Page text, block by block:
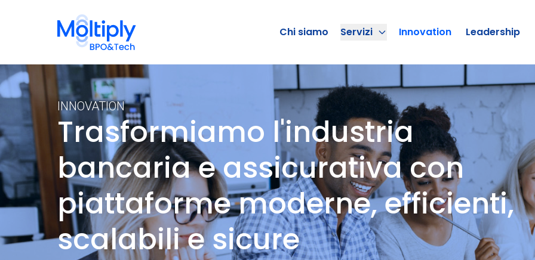
Chi siamo Servizi Innovation Leadership
INNOVATION
Trasformiamo l'industria
bancaria e assicurativa con
piattaforme moderne, efficienti,
scalabili e sicure